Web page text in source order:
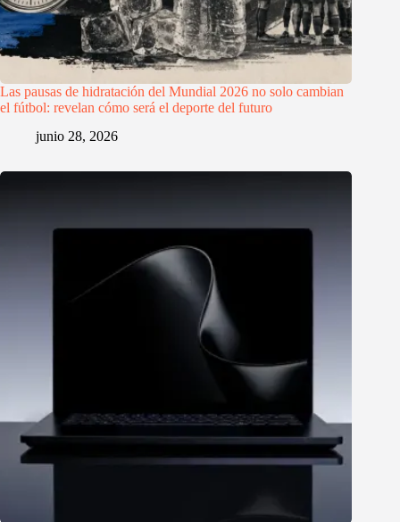
Las pausas de hidratación del Mundial 2026 no solo cambian
el fútbol: revelan cómo será el deporte del futuro
junio 28, 2026